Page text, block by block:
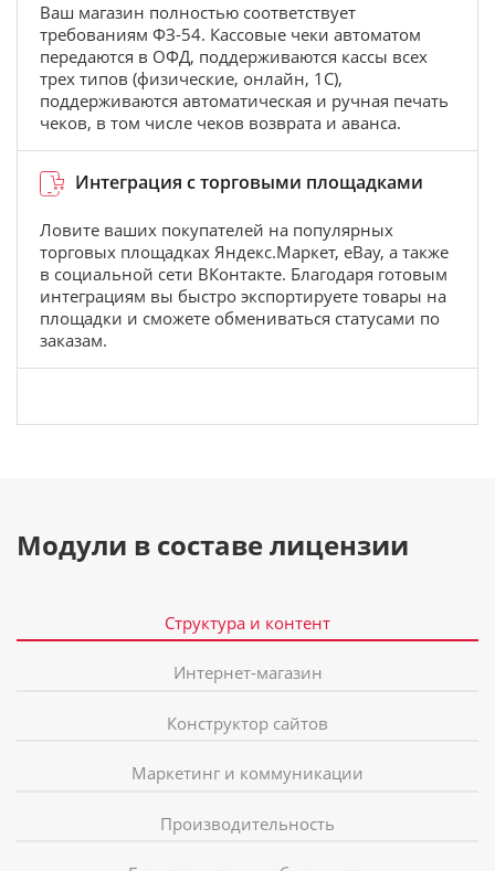
Ваш магазин полностью соответствует
требованиям ФЗ-54. Кассовые чеки автоматом
передаются в ОФД, поддерживаются кассы всех
трех типов (физические, онлайн, 1С),
поддерживаются автоматическая и ручная печать
чеков, в том числе чеков возврата и аванса.
Интеграция с торговыми площадками
Ловите ваших покупателей на популярных
торговых площадках Яндекс.Маркет, eBay, а также
в социальной сети ВКонтакте. Благодаря готовым
интеграциям вы быстро экспортируете товары на
площадки и сможете обмениваться статусами по
заказам.
Модули в составе лицензии
Структура и контент
Интернет-магазин
Конструктор сайтов
Маркетинг и коммуникации
Производительность